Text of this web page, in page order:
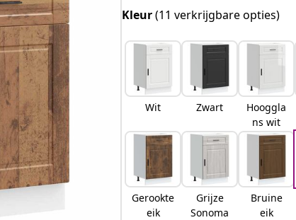
Kleur(11 verkrijgbare opties)
Wit Zwart
Hooggla
ns wit
Gerookte
eik
Grijze
Sonoma
Bruine
eik